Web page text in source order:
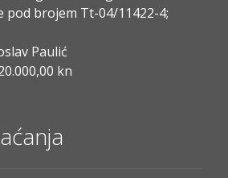
pod brojem Tt-04/11422-4;
Paulić
kn